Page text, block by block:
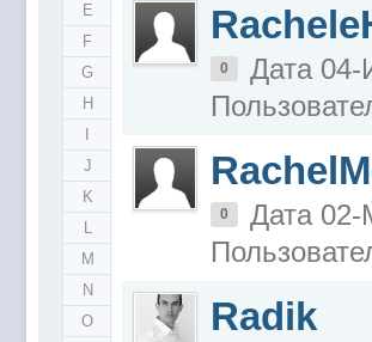
E
F
G
H
J
K
L
M
N
O
0
Дата
0
Дата
Radik